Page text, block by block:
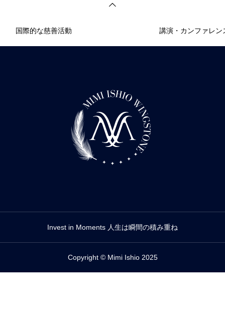
際的な慈善活動 講演・カンファレンス
Invest in Moments 人生は瞬間の積み重ね
Copyright © Mimi Ishio 2025